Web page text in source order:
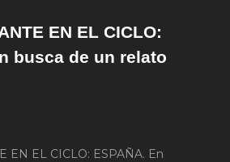
EN EL CICLO:
busca de un relato
EN EL CICLO: ESPAÑA. En